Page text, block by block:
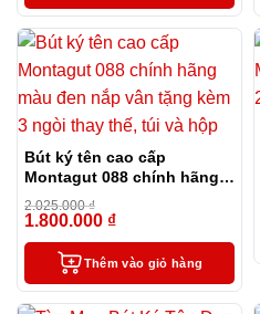
Bút ký tên cao cấp
Montagut 088 chính hãng
màu đen nắp vân tặng kèm
3 ngòi thay thế, túi và hộp
2.025.000₫
1.800.000 ₫
Thêm vào giỏ hàng